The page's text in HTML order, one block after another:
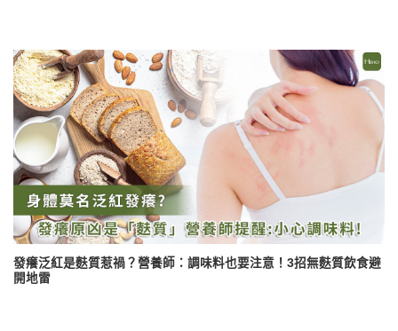
發癢泛紅是麩質惹禍？營養師：調味料也要注意！3招無麩質飲食避
開地雷